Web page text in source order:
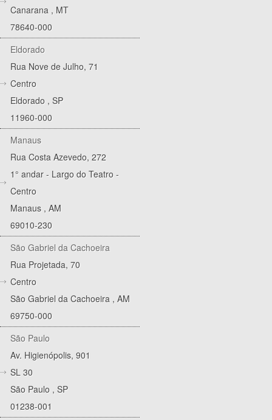
Canarana , MT
78640-000
Eldorado
Rua Nove de Julho, 71
Centro
Eldorado , SP
11960-000
Manaus
Rua Costa Azevedo, 272
1° andar - Largo do Teatro -
Centro
Manaus , AM
69010-230
São Gabriel da Cachoeira
Rua Projetada, 70
Centro
São Gabriel da Cachoeira , AM
69750-000
São Paulo
Av. Higienópolis, 901
SL 30
São Paulo , SP
01238-001